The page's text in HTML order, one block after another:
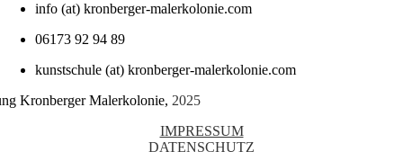
info (at) kronberger-malerkolonie.com
06173 92 94 89
kunstschule (at) kronberger-malerkolonie.com
Kronberger Malerkolonie, 2025
IMPRESSUM
DATENSCHUTZ